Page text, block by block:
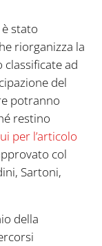
stato
riorganizza la
classificate ad
del
potranno
restino
per l’articolo
col
Sartoni,
della